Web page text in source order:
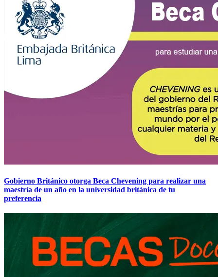
Gobierno Británico otorga Beca Chevening para realizar una
maestría de un año en la universidad británica de tu
preferencia